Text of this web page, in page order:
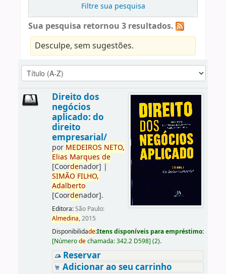
Filtre sua pesquisa
Sua pesquisa retornou 3 resultados.
Desculpe, sem sugestões.
Direito dos
negócios
aplicado: do
direito
empresarial/
por MEDEIROS NETO,
Elias Marques de
[Coordenador] |
SIMÃO FILHO,
Adalberto
[Coordenador].
Editora:São Paulo:
Almedina,2015
Disponibilidade:Itens disponíveis para empréstimo:
[Númerodechamada:342.2 D598] (2).
Reservar
Adicionar ao seu carrinho